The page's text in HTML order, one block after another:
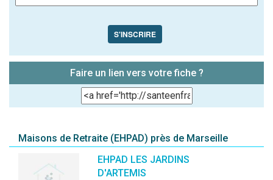
S'INSCRIRE
Faire un lien vers votre fiche ?
Maisons de Retraite (EHPAD) près de Marseille
EHPAD LES JARDINS
D'ARTEMIS